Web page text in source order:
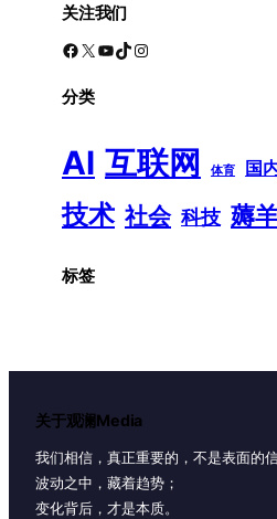
关注我们
Facebook X YouTube TikTok Instagram
分类
AI 互联网 体育 国
技术 社会 科技 薅
标签
关于观澜Media
我们相信，真正重要的，不是表面的
波动之中，藏着趋势；
变化背后，才是本质。